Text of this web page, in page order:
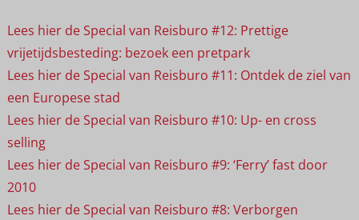
Lees hier de Special van Reisburo #12: Prettige
vrijetijdsbesteding: bezoek een pretpark
Lees hier de Special van Reisburo #11: Ontdek de ziel van
een Europese stad
Lees hier de Special van Reisburo #10: Up- en cross
selling
Lees hier de Special van Reisburo #9: ‘Ferry’ fast door
2010
Lees hier de Special van Reisburo #8: Verborgen